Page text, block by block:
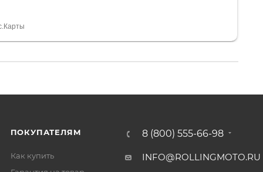
всегда на связи, очень детально всё
ПОКУПАТЕЛЯМ
Как купить
8 (800) 555-66-98
INFO@ROLLINGMOTO.RU